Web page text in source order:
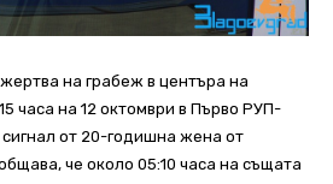
на грабеж в центъра на
часа на 12 октомври в Първо РУП-
от 20-годишна жена от
че около 05:10 часа на същата